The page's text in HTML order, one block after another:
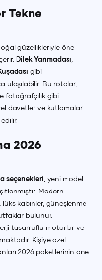
Tekne
güzellikleriyle öne
Dilek Yarımadası
gibi
ulaşılabilir. Bu rotalar,
fotoğrafçılık gibi
davetler ve kutlamalar
2026
seçenekleri , yeni model
Modern
kabinler, güneşlenme
bulunur.
tasarruflu motorlar ve
Kişiye özel
2026 paketlerinin öne